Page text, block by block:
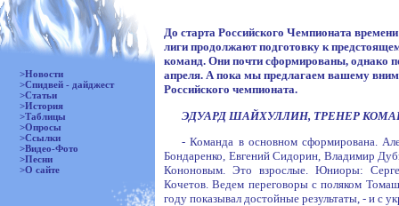
>Новости
>Спидвей - дайджест
>Статьи
>История
>Таблицы
>Опросы
>Ссылки
>Видео-Фото
>Песни
>О сайте
До старта Российского Чемпионата
лиги продолжают подготовку к
команд. Они почти сформированы, однако
апреля. А пока мы предлагаем вашему
Российского чемпионата.
ЭДУАРД ШАЙХУЛЛИН, ТРЕНЕР
- Команда в основном сформирована.
Бондаренко, Евгений Сидорин, Владимир
Кононовым. Это взрослые. Юниоры:
Кочетов. Ведем переговоры с поляком
году показывал достойные результаты, - и с